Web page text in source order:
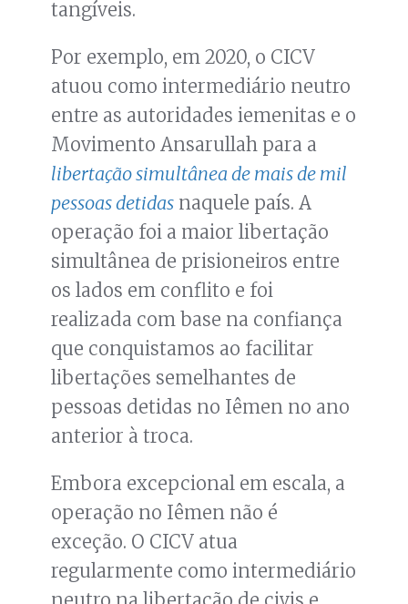
tangíveis.
Por exemplo, em 2020, o CICV
atuou como intermediário neutro
entre as autoridades iemenitas e o
Movimento Ansarullah para a
libertação simultânea de mais de mil
pessoas detidas naquele país. A
operação foi a maior libertação
simultânea de prisioneiros entre
os lados em conflito e foi
realizada com base na confiança
que conquistamos ao facilitar
libertações semelhantes de
pessoas detidas no Iêmen no ano
anterior à troca.
Embora excepcional em escala, a
operação no Iêmen não é
exceção. O CICV atua
regularmente como intermediário